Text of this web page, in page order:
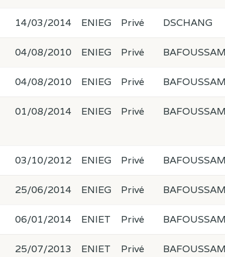
14/03/2014 ENIEG Privé DSCHANG
04/08/2010 ENIEG Privé
04/08/2010 ENIEG Privé
01/08/2014 ENIEG Privé
03/10/2012 ENIEG Privé
25/06/2014 ENIEG Privé
06/01/2014 ENIET Privé
25/07/2013 ENIET Privé